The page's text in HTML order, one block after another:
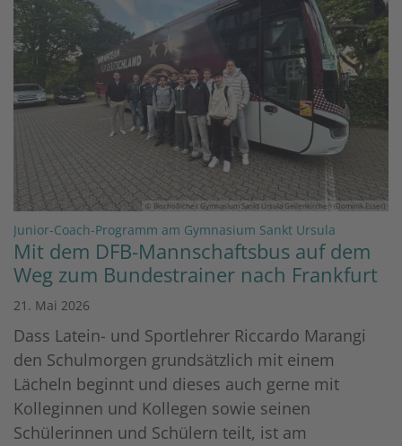
© Bischöfliches Gymnasium Sankt Ursula Geilenkirchen (Dominik Esser)
Junior-Coach-Programm am Gymnasium Sankt Ursula
Mit dem DFB-Mannschaftsbus auf dem
Weg zum Bundestrainer nach Frankfurt
21. Mai 2026
Dass Latein- und Sportlehrer Riccardo Marangi
den Schulmorgen grundsätzlich mit einem
Lächeln beginnt und dieses auch gerne mit
Kolleginnen und Kollegen sowie seinen
Schülerinnen und Schülern teilt, ist am